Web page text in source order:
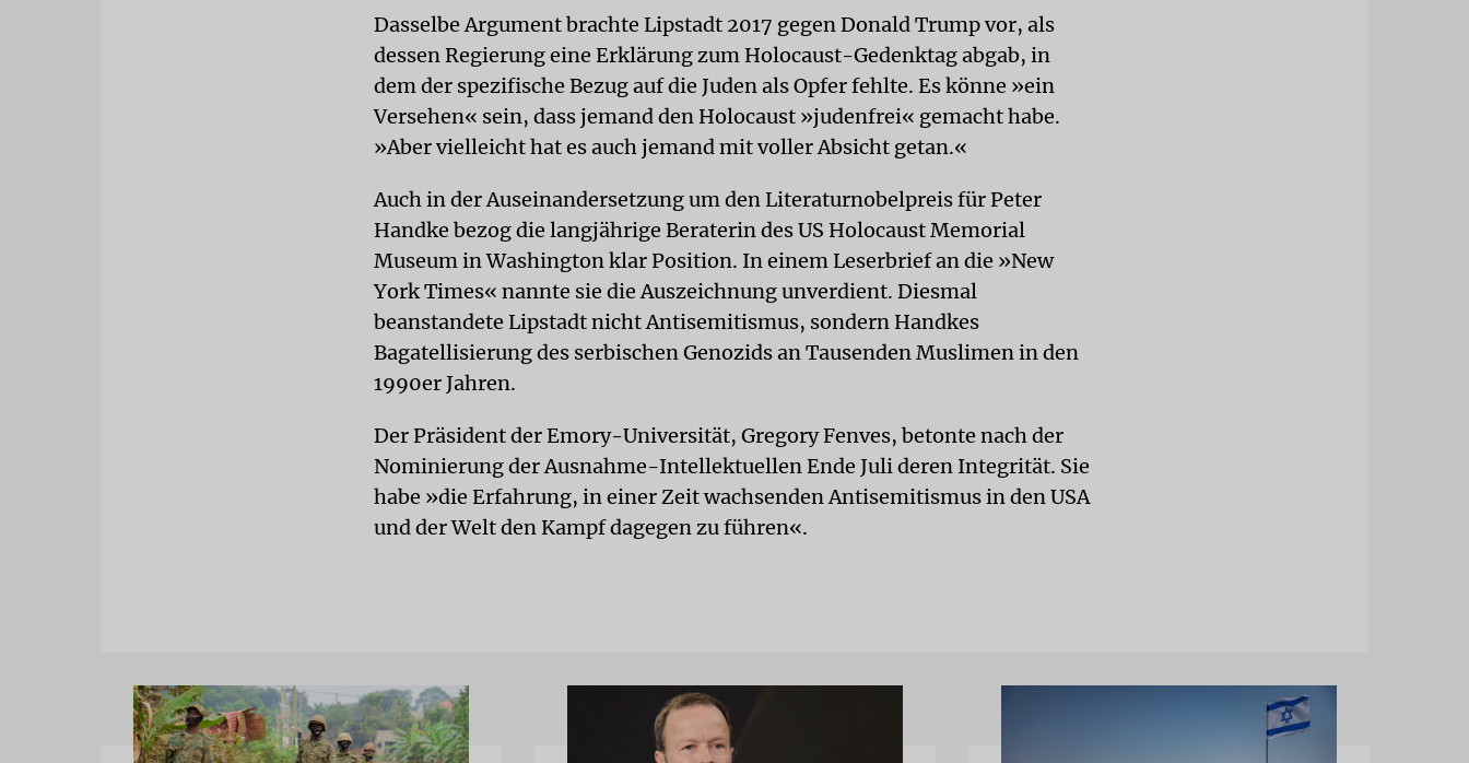
Dasselbe Argument brachte Lipstadt 2017 gegen Donald Trump vor, als
dessen Regierung eine Erklärung zum Holocaust-Gedenktag abgab, in
dem der spezifische Bezug auf die Juden als Opfer fehlte. Es könne »ein
Versehen« sein, dass jemand den Holocaust »judenfrei« gemacht habe.
»Aber vielleicht hat es auch jemand mit voller Absicht getan.«
Auch in der Auseinandersetzung um den Literaturnobelpreis für Peter
Handke bezog die langjährige Beraterin des US Holocaust Memorial
Museum in Washington klar Position. In einem Leserbrief an die »New
York Times« nannte sie die Auszeichnung unverdient. Diesmal
beanstandete Lipstadt nicht Antisemitismus, sondern Handkes
Bagatellisierung des serbischen Genozids an Tausenden Muslimen in den
1990er Jahren.
Der Präsident der Emory-Universität, Gregory Fenves, betonte nach der
Nominierung der Ausnahme-Intellektuellen Ende Juli deren Integrität. Sie
habe »die Erfahrung, in einer Zeit wachsenden Antisemitismus in den USA
und der Welt den Kampf dagegen zu führen«.